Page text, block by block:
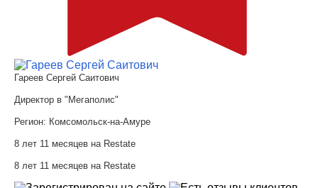
Гареев Сергей Саитович
Директор в "Мегаполис"
Регион: Комсомольск-на-Амуре
8 лет 11 месяцев на Restate
8 лет 11 месяцев на Restate